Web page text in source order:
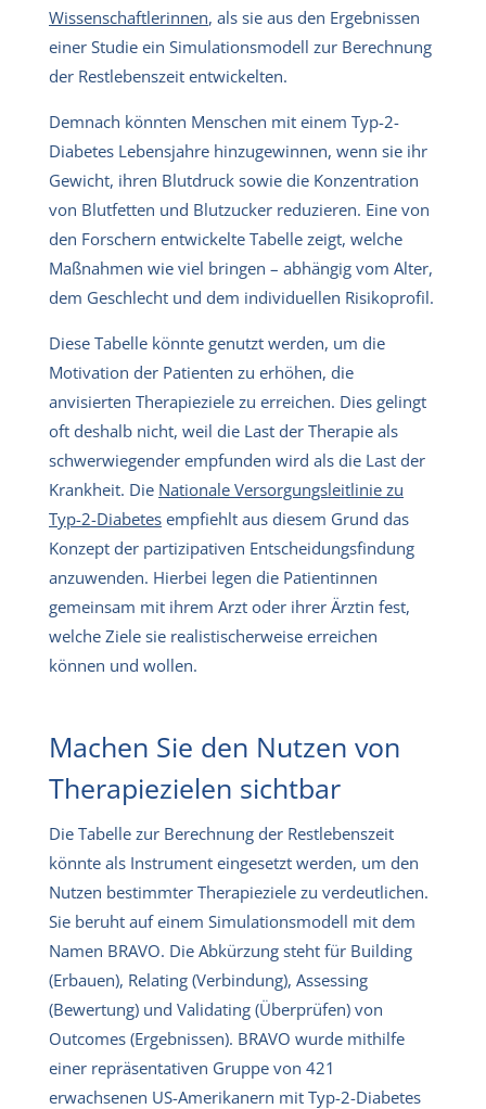
Wissenschaftlerinnen, als sie aus den Ergebnissen
einer Studie ein Simulationsmodell zur Berechnung
der Restlebenszeit entwickelten.
Demnach könnten Menschen mit einem Typ-2-
Diabetes Lebensjahre hinzugewinnen, wenn sie ihr
Gewicht, ihren Blutdruck sowie die Konzentration
von Blutfetten und Blutzucker reduzieren. Eine von
den Forschern entwickelte Tabelle zeigt, welche
Maßnahmen wie viel bringen – abhängig vom Alter,
dem Geschlecht und dem individuellen Risikoprofil.
Diese Tabelle könnte genutzt werden, um die
Motivation der Patienten zu erhöhen, die
anvisierten Therapieziele zu erreichen. Dies gelingt
oft deshalb nicht, weil die Last der Therapie als
schwerwiegender empfunden wird als die Last der
Krankheit. Die Nationale Versorgungsleitlinie zu
Typ-2-Diabetes empfiehlt aus diesem Grund das
Konzept der partizipativen Entscheidungsfindung
anzuwenden. Hierbei legen die Patientinnen
gemeinsam mit ihrem Arzt oder ihrer Ärztin fest,
welche Ziele sie realistischerweise erreichen
können und wollen.
Machen Sie den Nutzen von
Therapiezielen sichtbar
Die Tabelle zur Berechnung der Restlebenszeit
könnte als Instrument eingesetzt werden, um den
Nutzen bestimmter Therapieziele zu verdeutlichen.
Sie beruht auf einem Simulationsmodell mit dem
Namen BRAVO. Die Abkürzung steht für Building
(Erbauen), Relating (Verbindung), Assessing
(Bewertung) und Validating (Überprüfen) von
Outcomes (Ergebnissen). BRAVO wurde mithilfe
einer repräsentativen Gruppe von 421
erwachsenen US-Amerikanern mit Typ-2-Diabetes